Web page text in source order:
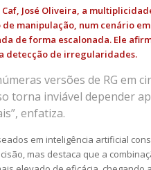
José Oliveira, a
de manipulação, num cenário
de forma escalonada. Ele
detecção de irregularidades.
versões de RG em
torna inviável depender
enfatiza.
em inteligência artificial
mas destaca que a